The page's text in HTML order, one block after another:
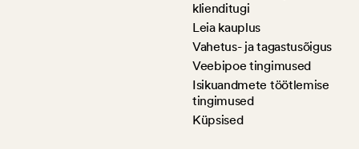
klienditugi
Leia kauplus
Vahetus- ja tagastusõigus
Veebipoe tingimused
Isikuandmete töötlemise
tingimused
Küpsised